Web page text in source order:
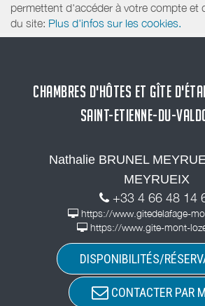
permettent d'accéder à votre compte et
du site: Plus d'infos sur les cookies.
CHAMBRES D'HÔTES ET GÎTE
SAINT-ETIENNE-DU-
Nathalie BRUNEL
MEYRUEIX
+33 4 66 48 14
https://www.gitedelafage-
https://www.gite-mont-
DISPONIBILITÉS/
CONTACTER PAR